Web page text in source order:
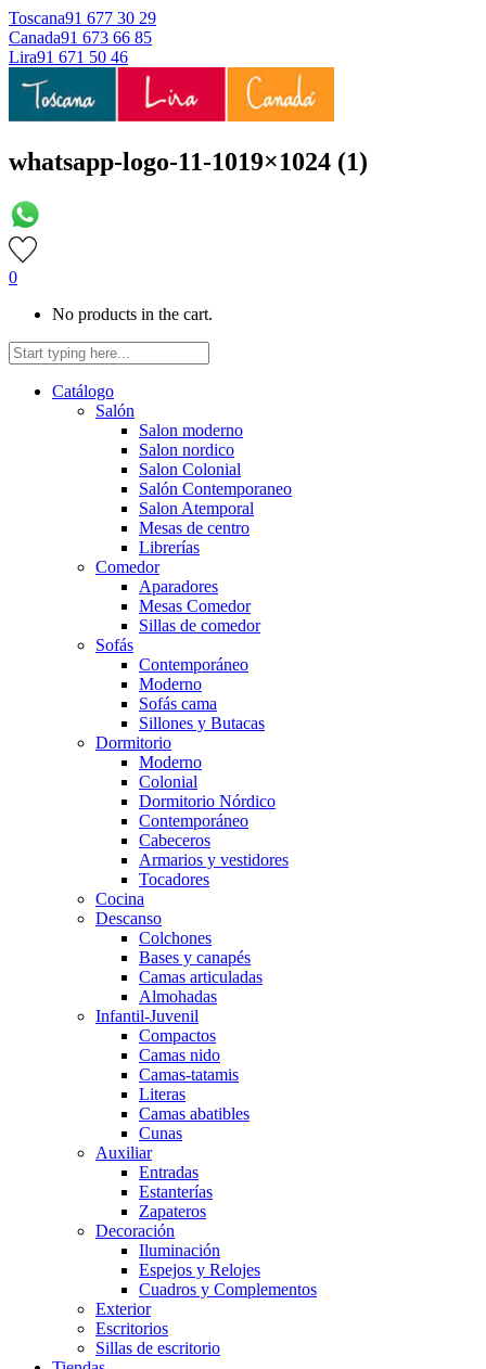
Toscana91 677 30 29
Canada91 673 66 85
Lira91 671 50 46
whatsapp-logo-11-1019×1024 (1)
0
No products in the cart.
Catálogo
Salón
Salon moderno
Salon nordico
Salon Colonial
Salón Contemporaneo
Salon Atemporal
Mesas de centro
Librerías
Comedor
Aparadores
Mesas Comedor
Sillas de comedor
Sofás
Contemporáneo
Moderno
Sofás cama
Sillones y Butacas
Dormitorio
Moderno
Colonial
Dormitorio Nórdico
Contemporáneo
Cabeceros
Armarios y vestidores
Tocadores
Cocina
Descanso
Colchones
Bases y canapés
Camas articuladas
Almohadas
Infantil-Juvenil
Compactos
Camas nido
Camas-tatamis
Literas
Camas abatibles
Cunas
Auxiliar
Entradas
Estanterías
Zapateros
Decoración
Iluminación
Espejos y Relojes
Cuadros y Complementos
Exterior
Escritorios
Sillas de escritorio